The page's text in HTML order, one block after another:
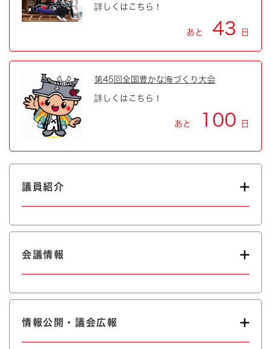
詳しくはこちら！
あと 43 日
第45回全国豊かな海づくり大会
詳しくはこちら！
あと 100 日
議員紹介
会議情報
情報公開・議会広報